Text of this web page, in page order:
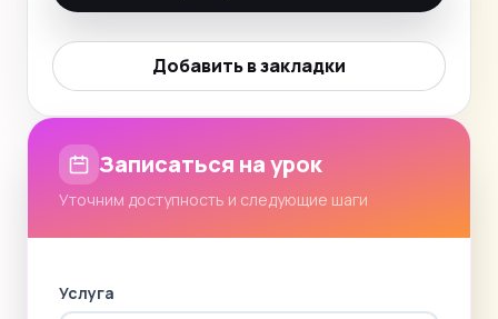
Добавить в закладки
Записаться на урок
Уточним доступность и следующие шаги
Услуга